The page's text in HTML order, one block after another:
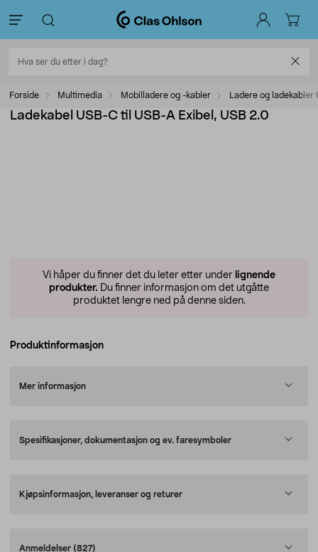
Forside Multimedia Mobilladere og -kabler Ladere og ladekabler
Ladekabel USB-C til USB-A Exibel, USB 2.0
Vi håper du finner det du leter etter under lignende
produkter. Du finner informasjon om det utgåtte
produktet lengre ned på denne siden.
Produktinformasjon
Mer informasjon
Spesifikasjoner, dokumentasjon og ev. faresymboler
Kjøpsinformasjon, leveranser og returer
Anmeldelser (827)